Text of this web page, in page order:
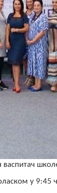
васпитач
у 9:45